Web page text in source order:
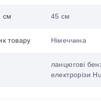
см 45 cм
товару Німеччина
ланцюгові
електрорізи